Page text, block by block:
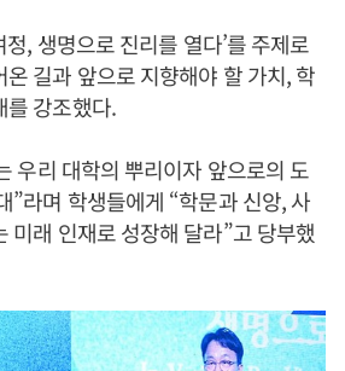
정, 생명으로 진리를 열다’를 주제로
길과 앞으로 지향해야 할 가치, 학
를 강조했다.
우리 대학의 뿌리이자 앞으로의 도
”라며 학생들에게 “학문과 신앙, 사
미래 인재로 성장해 달라”고 당부했